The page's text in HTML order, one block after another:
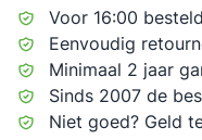
Voor 16:00
Eenvoudig
Minimaal 2 jaar
Sinds 2007 de
Niet goed? Geld